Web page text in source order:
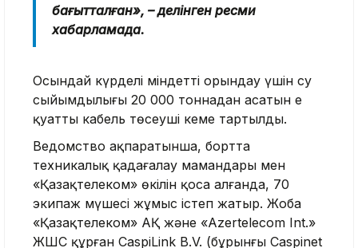
бағытталған», – делінген ресми
хабарламада.
Осындай күрделі міндетті орындау үшін су
сыйымдылығы 20 000 тоннадан асатын ең
қуатты кабель төсеуші кеме тартылды.
Ведомство ақпаратынша, бортта
техникалық қадағалау мамандары мен
«Қазақтелеком» өкілін қоса алғанда, 70
экипаж мүшесі жұмыс істеп жатыр. Жоба
«Қазақтелеком» АҚ және «Azertelecom Int.»
ЖШС құрған CaspiLink B.V. (бұрынғы Caspinet